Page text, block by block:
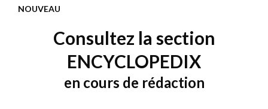
NOUVEAU
Consultez la section
ENCYCLOPEDIX
en cours de rédaction